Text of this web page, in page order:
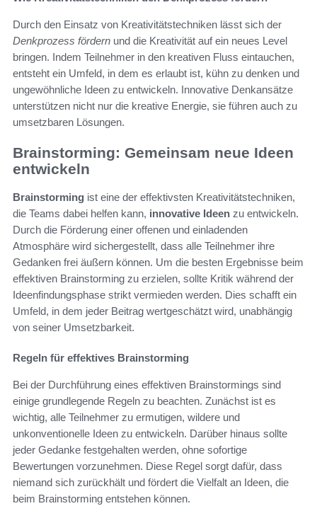
Durch den Einsatz von Kreativitätstechniken lässt sich der
Denkprozess fördern und die Kreativität auf ein neues Level
bringen. Indem Teilnehmer in den kreativen Fluss eintauchen,
entsteht ein Umfeld, in dem es erlaubt ist, kühn zu denken und
ungewöhnliche Ideen zu entwickeln. Innovative Denkansätze
unterstützen nicht nur die kreative Energie, sie führen auch zu
umsetzbaren Lösungen.
Brainstorming: Gemeinsam neue Ideen
entwickeln
Brainstorming ist eine der effektivsten Kreativitätstechniken,
die Teams dabei helfen kann, innovative Ideen zu entwickeln.
Durch die Förderung einer offenen und einladenden
Atmosphäre wird sichergestellt, dass alle Teilnehmer ihre
Gedanken frei äußern können. Um die besten Ergebnisse beim
effektiven Brainstorming zu erzielen, sollte Kritik während der
Ideenfindungsphase strikt vermieden werden. Dies schafft ein
Umfeld, in dem jeder Beitrag wertgeschätzt wird, unabhängig
von seiner Umsetzbarkeit.
Regeln für effektives Brainstorming
Bei der Durchführung eines effektiven Brainstormings sind
einige grundlegende Regeln zu beachten. Zunächst ist es
wichtig, alle Teilnehmer zu ermutigen, wildere und
unkonventionelle Ideen zu entwickeln. Darüber hinaus sollte
jeder Gedanke festgehalten werden, ohne sofortige
Bewertungen vorzunehmen. Diese Regel sorgt dafür, dass
niemand sich zurückhält und fördert die Vielfalt an Ideen, die
beim Brainstorming entstehen können.